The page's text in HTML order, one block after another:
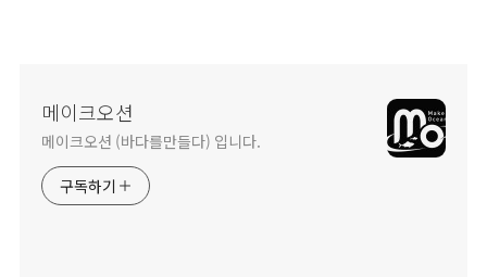
메이크오션
메이크오션 (바다를만들다) 입니다.
구독하기